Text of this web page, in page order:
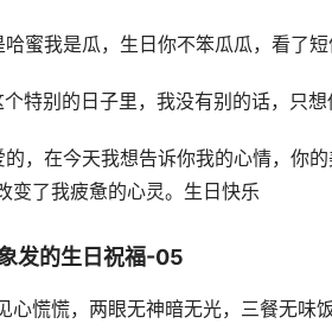
哈蜜我是瓜，生日你不笨瓜瓜，看了
特别的日子里，我没有别的话，只
的，在今天我想告诉你我的心情，你
变了我疲惫的心灵。生日快乐
发的生日祝福-05
心慌慌，两眼无神暗无光，三餐无味